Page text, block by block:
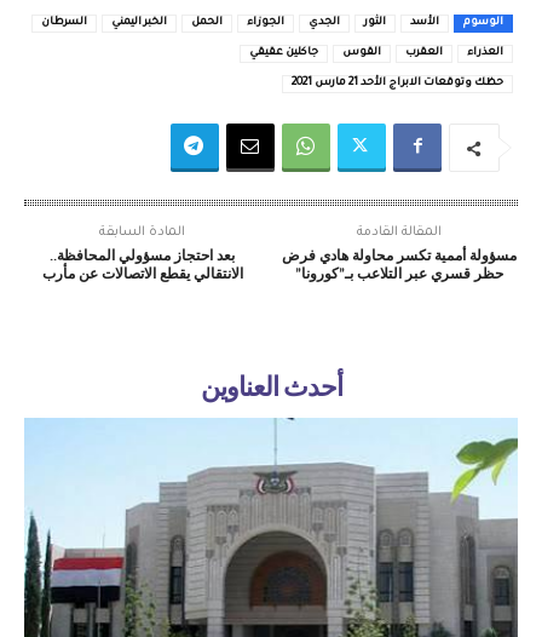
الوسوم الأسد الثور الجدي الجوزاء الحمل الخبر اليمني السرطان
العذراء العقرب القوس جاكلين عقيقي
حظك وتوقعات الابراج الأحد 21 مارس 2021
المادة السابقة
بعد احتجاز مسؤولي المحافظة..
الانتقالي يقطع الاتصالات عن مأرب
المقالة القادمة
مسؤولة أممية تكسر محاولة هادي فرض
حظر قسري عبر التلاعب بـ”كورونا”
أحدث العناوين